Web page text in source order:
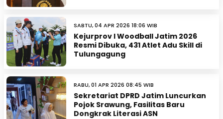
SABTU, 04 APR 2026 18:06 WIB
Kejurprov I Woodball Jatim 2026
Resmi Dibuka, 431 Atlet Adu Skill di
Tulungagung
RABU, 01 APR 2026 08:45 WIB
Sekretariat DPRD Jatim Luncurkan
Pojok Srawung, Fasilitas Baru
Dongkrak Literasi ASN